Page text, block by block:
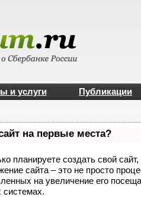
и услуги Публикации
на первые места?
планируете создать свой сайт,
сайта – это не просто
на увеличение его
системах.